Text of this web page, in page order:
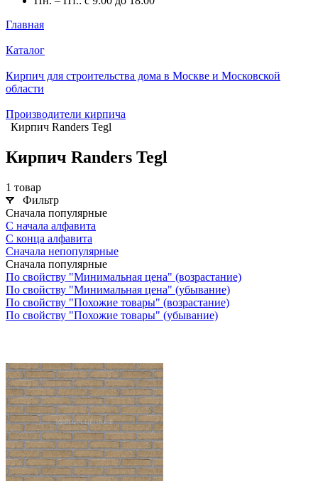
Главная
Каталог
Кирпич для строительства дома в Москве и Московской
области
Производители кирпича
Кирпич Randers Tegl
Кирпич Randers Tegl
1 товар
Фильтр
Сначала популярные
С начала алфавита
С конца алфавита
Сначала непопулярные
Сначала популярные
По свойству "Минимальная цена" (возрастание)
По свойству "Минимальная цена" (убывание)
По свойству "Похожие товары" (возрастание)
По свойству "Похожие товары" (убывание)